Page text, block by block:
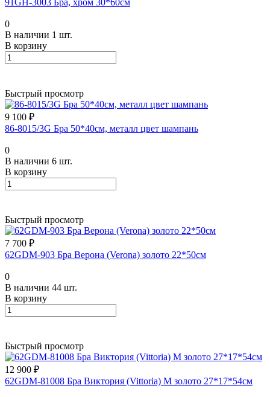
91GH-3003 Бра, хром 30*60см
0
В наличии 1 шт.
В корзину
Быстрый просмотр
9 100 ₽
86-8015/3G Бра 50*40см, металл цвет шампань
0
В наличии 6 шт.
В корзину
Быстрый просмотр
7 700 ₽
62GDM-903 Бра Верона (Verona) золото 22*50см
0
В наличии 44 шт.
В корзину
Быстрый просмотр
12 900 ₽
62GDM-81008 Бра Виктория (Vittoria) M золото 27*17*54см